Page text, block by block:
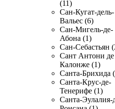
(11)
Сан-Кугат-дель-
Вальес (6)
Сан-Мигель-де-
Абона (1)
Сан-Себастьян
Сант Антони де
Калонже (1)
Санта-Брихида
Санта-Крус-де-
Тенерифе (1)
Санта-Эулалия-